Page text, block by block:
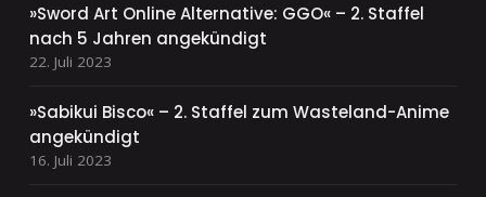
»Sword Art Online Alternative: GGO« – 2. Staffel
nach 5 Jahren angekündigt
22. Juli 2023
»Sabikui Bisco« – 2. Staffel zum Wasteland-Anime
angekündigt
16. Juli 2023